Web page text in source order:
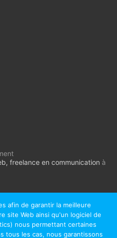
freelance en communication à
afin de garantir la meilleure
site Web ainsi qu'un logiciel de
nous permettant certaines
tous les cas, nous garantissons